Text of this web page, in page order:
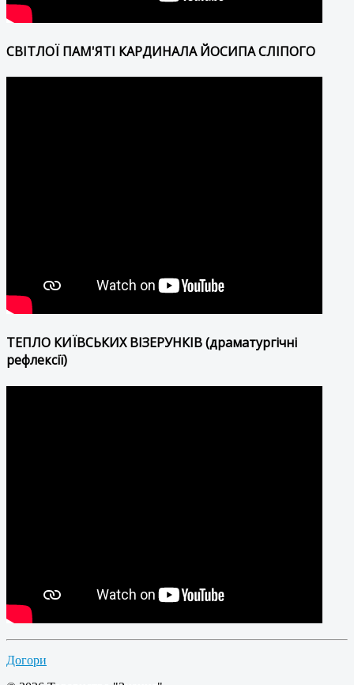
СВІТЛОЇ ПАМ'ЯТІ КАРДИНАЛА ЙОСИПА СЛІПОГО
ТЕПЛО КИЇВСЬКИХ ВІЗЕРУНКІВ (драматургічні
рефлексії)
Догори